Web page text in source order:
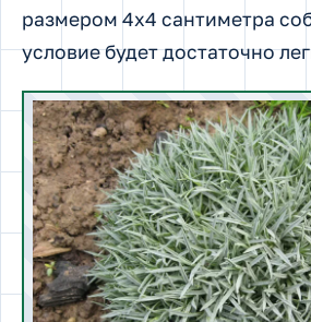
размером 4х4 сантиметра
условие будет достаточно